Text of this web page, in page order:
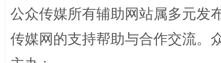
公众传媒所有辅助网站属多元发
传媒网的支持帮助与合作交流。